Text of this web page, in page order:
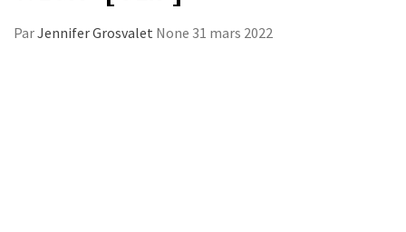
ParJennifer Grosvalet None 31 mars 2022